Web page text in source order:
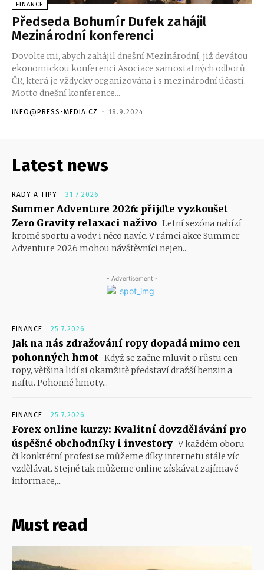
FINANCE
Předseda Bohumír Dufek zahájil
Mezinárodní konferenci
Dovolte mi, abych zahájil dnešní Mezinárodní, již devátou
ekonomickou konferenci Asociace samostatných odborů
ČR, která je vždycky organizována i s mezinárodní účastí.
Motto dnešní konference...
INFO@PRESS-MEDIA.CZ - 18.9.2024
Latest news
RADY A TIPY 31.7.2026
Summer Adventure 2026: přijďte vyzkoušet
Zero Gravity relaxaci naživo Letní sezóna nabízí
kromě sportu a vody i něco navíc. V rámci akce Summer
Adventure 2026 mohou návštěvníci nejen...
- Advertisement -
FINANCE 25.7.2026
Jak na nás zdražování ropy dopadá mimo cen
pohonných hmot Když se začne mluvit o růstu cen
ropy, většina lidí si okamžitě představí dražší benzin a
naftu. Pohonné hmoty...
FINANCE 25.7.2026
Forex online kurzy: Kvalitní dovzdělávání pro
úspěšné obchodníky i investory V každém oboru
či konkrétní profesi se můžeme díky internetu stále víc
vzdělávat. Stejně tak můžeme online získávat zajímavé
informace,...
Must read